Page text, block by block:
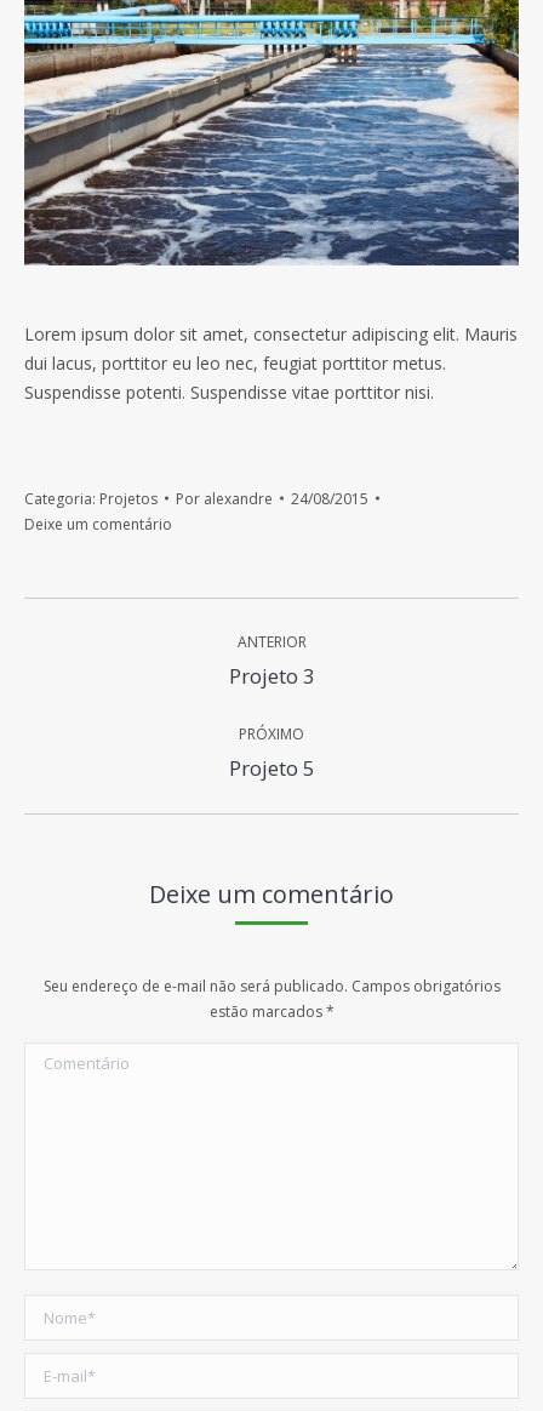
Lorem ipsum dolor sit amet, consectetur adipiscing elit. Mauris
dui lacus, porttitor eu leo nec, feugiat porttitor metus.
Suspendisse potenti. Suspendisse vitae porttitor nisi.
Categoria: Projetos Por alexandre
24/08/2015
Deixe um comentário
ANTERIOR
Previous
Projeto 3
PRÓXIMO
Next
Projeto 5
Deixe um comentário
Seu endereço de e-mail não será publicado. Campos obrigatórios
estão marcados*
Comentário
Nome *
E-mail *